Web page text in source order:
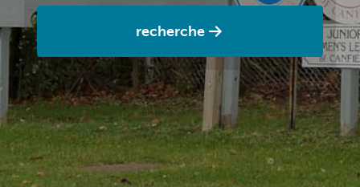
recherche